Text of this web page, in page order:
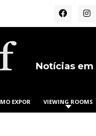
Notícias
EXPOR VIEWING ROOMS